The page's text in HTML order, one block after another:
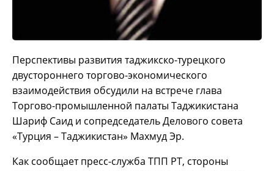
Перспективы развития таджикско-турецкого
двустороннего торгово-экономического
взаимодействия обсудили на встрече глава
Торгово-промышленной палаты Таджикистана
Шариф Саид и сопредседатель Делового совета
«Турция – Таджикистан» Махмуд Эр.
Как сообщает пресс-служба ТПП РТ, стороны